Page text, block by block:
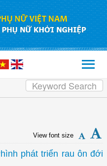
View font size
phát triển rau ôn đới